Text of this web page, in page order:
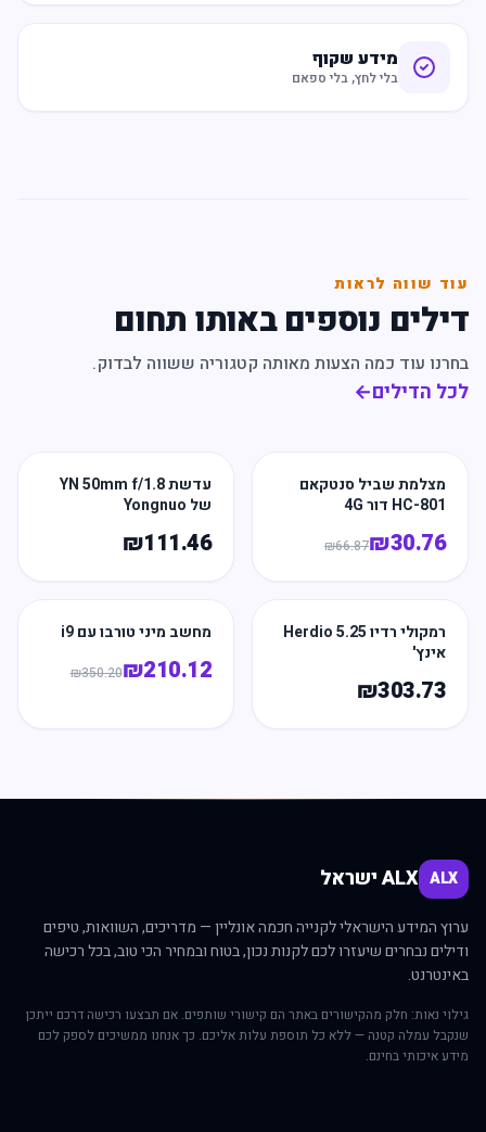
מידע שקוף
בלי לחץ, בלי ספאם
עוד שווה לראות
דילים נוספים באותו תחום
בחרנו עוד כמה הצעות מאותה קטגוריה ששווה לבדוק.
לכל הדילים←
מצלמת שביל סנטקאם
HC-801 דור 4G
₪30.76
₪66.87
עדשת YN 50mm f/1.8
של Yongnuo
₪111.46
רמקולי רדיו Herdio 5.25
אינץ'
₪303.73
מחשב מיני טורבו עם i9
₪210.12
₪350.20
ALX ALX ישראל
ערוץ המידע הישראלי לקנייה חכמה אונליין — מדריכים, השוואות, טיפים
ודילים נבחרים שיעזרו לכם לקנות נכון, בטוח ובמחיר הכי טוב, בכל רכישה
באינטרנט.
גילוי נאות: חלק מהקישורים באתר הם קישורי שותפים. אם תבצעו רכישה דרכם ייתכן
שנקבל עמלה קטנה — ללא כל תוספת עלות אליכם. כך אנחנו ממשיכים לספק לכם
מידע איכותי בחינם.